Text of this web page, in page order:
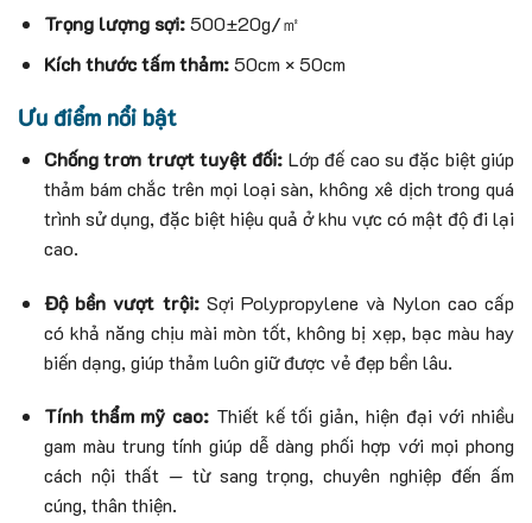
Trọng lượng sợi:500±20g/㎡
Kích thước tấm thảm:50cm × 50cm
Ưu điểm nổi bật
Chống trơn trượt tuyệt đối: Lớp đế cao su đặc biệt giúp
thảm bám chắc trên mọi loại sàn, không xê dịch trong quá
trình sử dụng, đặc biệt hiệu quả ở khu vực có mật độ đi lại
cao.
Độ bền vượt trội: Sợi Polypropylene và Nylon cao cấp
có khả năng chịu mài mòn tốt, không bị xẹp, bạc màu hay
biến dạng, giúp thảm luôn giữ được vẻ đẹp bền lâu.
Tính thẩm mỹ cao: Thiết kế tối giản, hiện đại với nhiều
gam màu trung tính giúp dễ dàng phối hợp với mọi phong
cách nội thất — từ sang trọng, chuyên nghiệp đến ấm
cúng, thân thiện.